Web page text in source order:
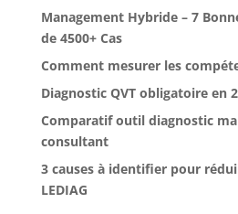
Management Hybride – 7
de 4500+ Cas
Comment mesurer les
Diagnostic QVT obligatoire en
Comparatif outil diagnostic
consultant
3 causes à identifier pour
LEDIAG